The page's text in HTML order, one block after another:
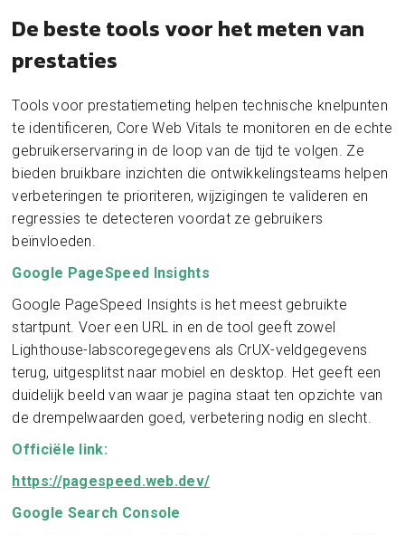
De beste tools voor het meten van
prestaties
Tools voor prestatiemeting helpen technische knelpunten
te identificeren, Core Web Vitals te monitoren en de echte
gebruikerservaring in de loop van de tijd te volgen. Ze
bieden bruikbare inzichten die ontwikkelingsteams helpen
verbeteringen te prioriteren, wijzigingen te valideren en
regressies te detecteren voordat ze gebruikers
beïnvloeden.
Google PageSpeed Insights
Google PageSpeed Insights is het meest gebruikte
startpunt. Voer een URL in en de tool geeft zowel
Lighthouse-labscoregegevens als CrUX-veldgegevens
terug, uitgesplitst naar mobiel en desktop. Het geeft een
duidelijk beeld van waar je pagina staat ten opzichte van
de drempelwaarden goed, verbetering nodig en slecht.
Officiële link:
https://pagespeed.web.dev/
Google Search Console